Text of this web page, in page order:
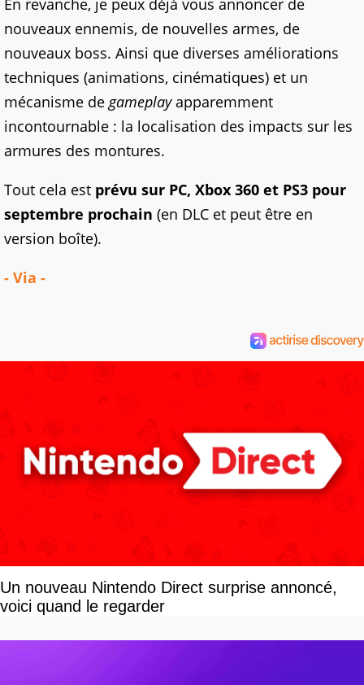
nouveaux ennemis, de nouvelles armes, de
nouveaux boss. Ainsi que diverses améliorations
techniques (animations, cinématiques) et un
mécanisme de gameplayapparemment
incontournable : la localisation des impacts sur les
armures des montures.
Tout cela est prévu sur PC, Xbox 360 et PS3 pour
septembre prochain (en DLC et peut être en
version boîte).
- Via -
Un nouveau Nintendo Direct surprise annoncé,
voici quand le regarder